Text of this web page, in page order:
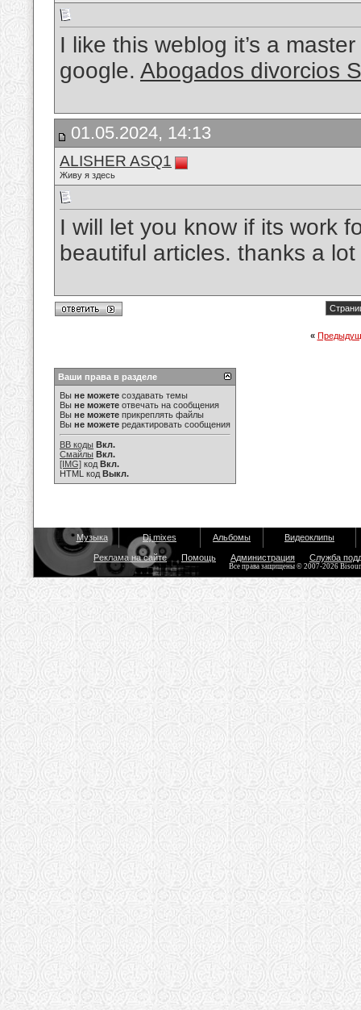
I like this weblog it’s a
google. Abogados divorcios
01.05.2024, 14:13
ALISHER ASQ1
Живу я здесь
I will let you know if its work
beautiful articles. thanks a
«
Ваши права в разделе
Вы не можете создавать темы
Вы не можете отвечать на сообщения
Вы не можете прикреплять файлы
Вы не можете редактировать сообщения
BB коды Вкл.
Смайлы Вкл.
[IMG] код Вкл.
HTML код Выкл.
Музыка Dj mixes Альбомы Видеоклипы
Реклама на сайте Помощь Администрация Служба
Все права защищены © 2007-2026